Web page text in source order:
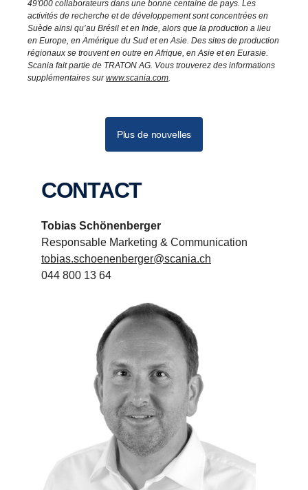
49'000 collaborateurs dans une bonne centaine de pays. Les
activités de recherche et de développement sont concentrées en
Suède ainsi qu’au Brésil et en Inde, alors que la production a lieu
en Europe, en Amérique du Sud et en Asie. Des sites de production
régionaux se trouvent en outre en Afrique, en Asie et en Eurasie.
Scania fait partie de TRATON AG. Vous trouverez des informations
supplémentaires surwww.scania.com.
Plus de nouvelles
CONTACT
Tobias Schönenberger
Responsable Marketing & Communication
tobias.schoenenberger@scania.ch
044 800 13 64